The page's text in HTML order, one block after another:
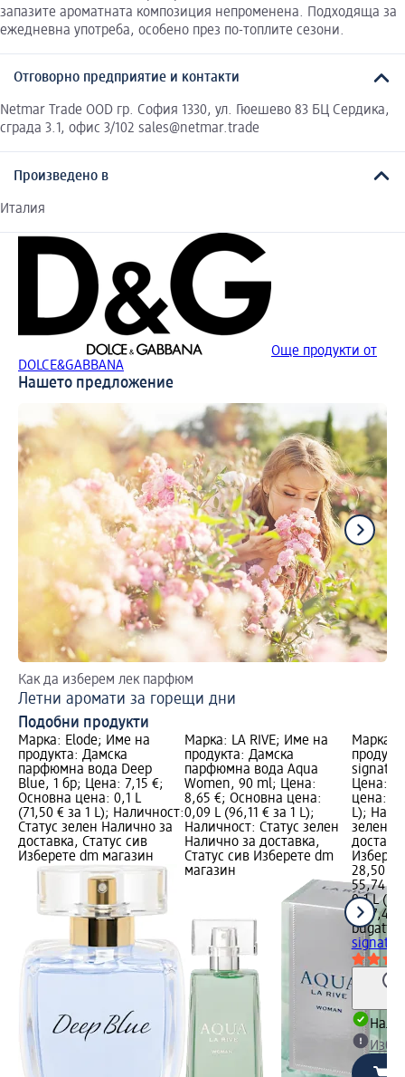
запазите ароматната композиция непроменена. Подходяща за
ежедневна употреба, особено през по-топлите сезони.
Отговорно предприятие и контакти
Netmar Trade OOD гр. София 1330, ул. Гюешево 83 БЦ Сердика,
сграда 3.1, офис 3/102 sales@netmar.trade
Произведено в
Италия
Още продукти от
DOLCE&GABBANA
Нашето предложение
Как да изберем лек парфюм
Летни аромати за горещи дни
Подобни продукти
Марка: Elode; Име на
продукта: Дамска
парфюмна вода Deep
Blue, 1 бр; Цена: 7,15 €;
Основна цена: 0,1 L
(71,50 € за 1 L); Наличност:
Статус зелен Налично за
доставка, Статус сив
Изберете dm магазин
Марка: LA RIVE; Име на
продукта: Дамска
парфюмна вода Aqua
Women, 90 ml; Цена:
8,65 €; Основна цена:
0,09 L (96,11 € за 1 L);
Наличност: Статус зелен
Налично за доставка,
Статус сив Изберете dm
магазин
Марка:
Цена:
цена:
L);
зелен
28,50 €
55,74
0,1 L
(557,41
bugatti